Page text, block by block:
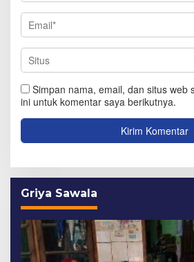
Simpan nama, email, dan situs web
ini untuk komentar saya berikutnya.
Griya Sawala